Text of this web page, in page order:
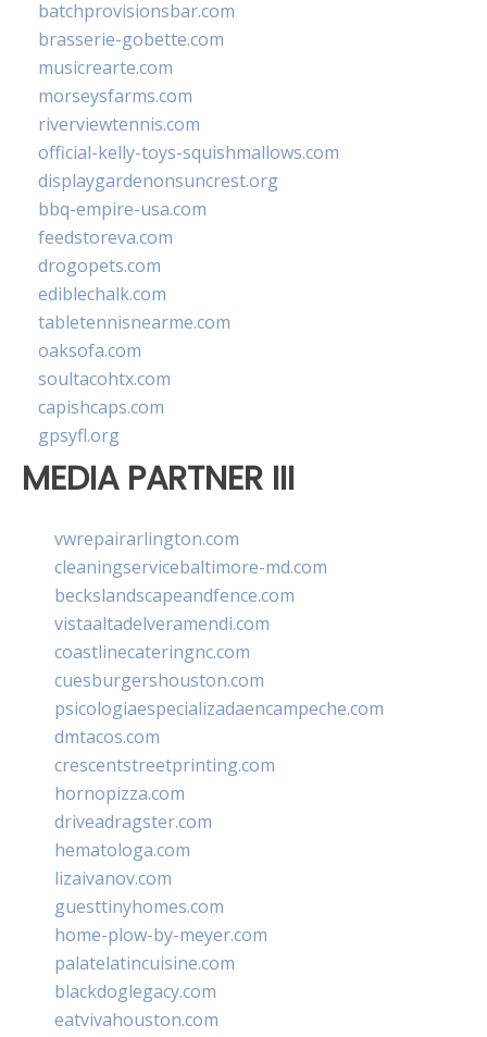
batchprovisionsbar.com
brasserie-gobette.com
musicrearte.com
morseysfarms.com
riverviewtennis.com
official-kelly-toys-squishmallows.com
displaygardenonsuncrest.org
bbq-empire-usa.com
feedstoreva.com
drogopets.com
ediblechalk.com
tabletennisnearme.com
oaksofa.com
soultacohtx.com
capishcaps.com
gpsyfl.org
MEDIA PARTNER III
vwrepairarlington.com
cleaningservicebaltimore-md.com
beckslandscapeandfence.com
vistaaltadelveramendi.com
coastlinecateringnc.com
cuesburgershouston.com
psicologiaespecializadaencampeche.com
dmtacos.com
crescentstreetprinting.com
hornopizza.com
driveadragster.com
hematologa.com
lizaivanov.com
guesttinyhomes.com
home-plow-by-meyer.com
palatelatincuisine.com
blackdoglegacy.com
eatvivahouston.com